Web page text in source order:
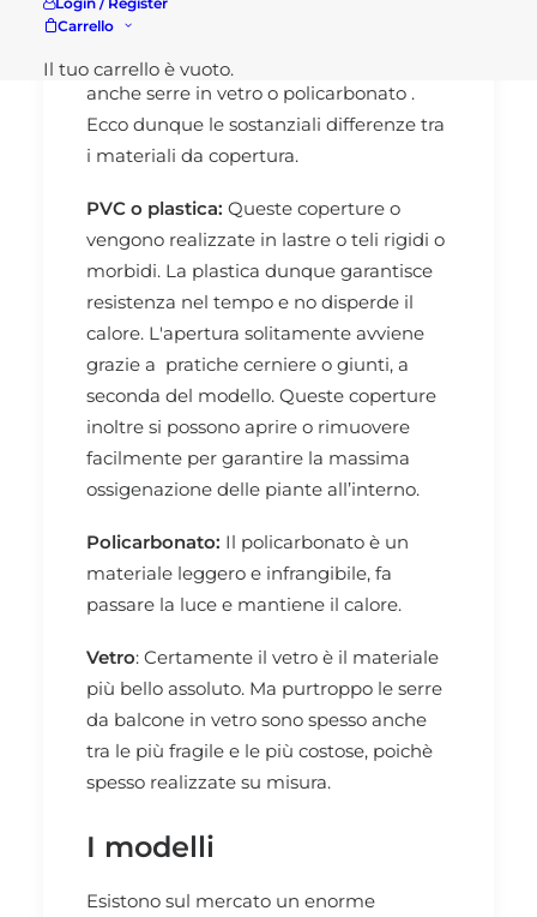
Carrello
Il tuo carrello è vuoto.
soprattutto a materiali come plastica
PVC, ma ovviamente si possono trovare
anche serre in vetro o policarbonato .
Ecco dunque le sostanziali differenze tra
i materiali da copertura.
PVC o plastica: Queste coperture o
vengono realizzate in lastre o teli rigidi o
morbidi. La plastica dunque garantisce
resistenza nel tempo e no disperde il
calore. L'apertura solitamente avviene
grazie a pratiche cerniere o giunti, a
seconda del modello. Queste coperture
inoltre si possono aprire o rimuovere
facilmente per garantire la massima
ossigenazione delle piante all’interno.
Policarbonato: Il policarbonato è un
materiale leggero e infrangibile, fa
passare la luce e mantiene il calore.
Vetro: Certamente il vetro è il materiale
più bello assoluto. Ma purtroppo le serre
da balcone in vetro sono spesso anche
tra le più fragile e le più costose, poichè
spesso realizzate su misura.
I modelli
Esistono sul mercato un enorme